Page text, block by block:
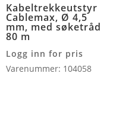
Kabeltrekkeutstyr
Cablemax, Ø 4,5
mm, med søketråd
80 m
Logg inn for pris
Varenummer: 104058